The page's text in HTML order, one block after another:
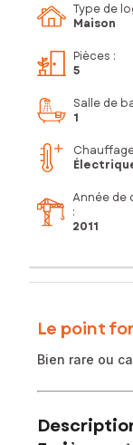
Type de
Maison
Pièces :
5
Salle de
1
Année
:
2011
Le point
Bien rare ou